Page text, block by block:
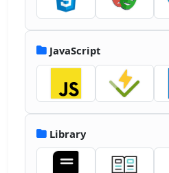
1.2.513
1.142.43
25.609 55.242-
88.169 51 84.194c-.65-
1.959-.55q-1.394-.394-
2.762-.87l.395.12-.258-
JavaScript
Library